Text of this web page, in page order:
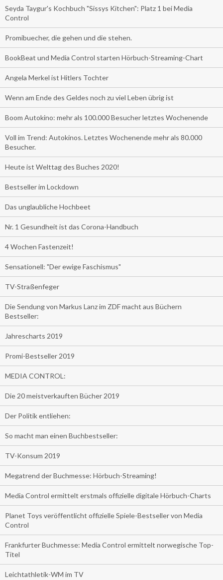
Seyda Taygur's Kochbuch "Sissys Kitchen": Platz 1 bei Media
Control
Promibuecher, die gehen und die stehen.
BookBeat und Media Control starten Hörbuch-Streaming-Chart
Angela Merkel ist Hitlers Tochter
Wenn am Ende des Geldes noch zu viel Leben übrig ist
Boom Autokino: mehr als 100.000 Besucher letztes Wochenende
Voll im Trend: Autokinos. Letztes Wochenende mehr als 80.000
Besucher.
Heute ist Welttag des Buches 2020!
Bestseller im Lockdown
Das unglaubliche Hochbeet
Nr. 1 Gesundheit ist das Corona-Handbuch
4 Wochen Fastenzeit!
Sensationell: "Der ewige Faschismus"
TV-Straßenfeger
Die Sendung von Markus Lanz im ZDF macht aus Büchern
Bestseller:
Jahrescharts 2019
Promi-Bestseller 2019
MEDIA CONTROL:
Die 20 meistverkauften Bücher 2019
Der Politik entliehen:
So macht man einen Buchbestseller:
TV-Konsum 2019
Megatrend der Buchmesse: Hörbuch-Streaming!
Media Control ermittelt erstmals offizielle digitale Hörbuch-Charts
Planet Toys veröffentlicht offizielle Spiele-Bestseller von Media
Control
Frankfurter Buchmesse: Media Control ermittelt norwegische Top-
Titel
Leichtathletik-WM im TV